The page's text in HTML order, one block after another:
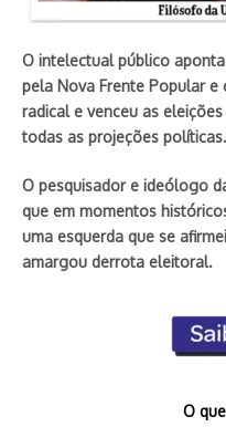
O intelectual público
pela Nova Frente Popular e
radical e venceu as
todas as projeções políticas.
O pesquisador e ideólogo
que em momentos
uma esquerda que se
amargou derrota eleitoral.
O